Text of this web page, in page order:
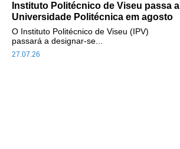
Instituto Politécnico de Viseu passa a
Universidade Politécnica em agosto
27.07.26
O Instituto Politécnico de Viseu (IPV)
passará a designar-se...